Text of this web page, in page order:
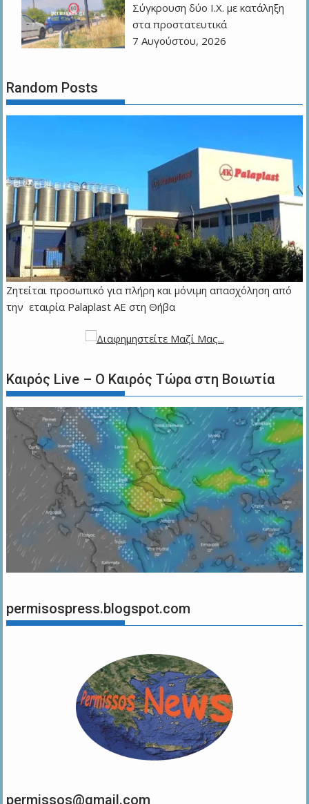
Σύγκρουση δύο Ι.Χ. με κατάληξη
στα προστατευτικά
7 Αυγούστου, 2026
Random Posts
Ζητείται προσωπικό για πλήρη και μόνιμη απασχόληση από
την εταιρία Palaplast AE στη Θήβα
Καιρός Live – Ο Καιρός Τώρα στη Βοιωτία
permisospress.blogspot.com
permissos@gmail.com